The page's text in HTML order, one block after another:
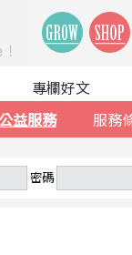
公益服務 服務
專欄好文
密碼